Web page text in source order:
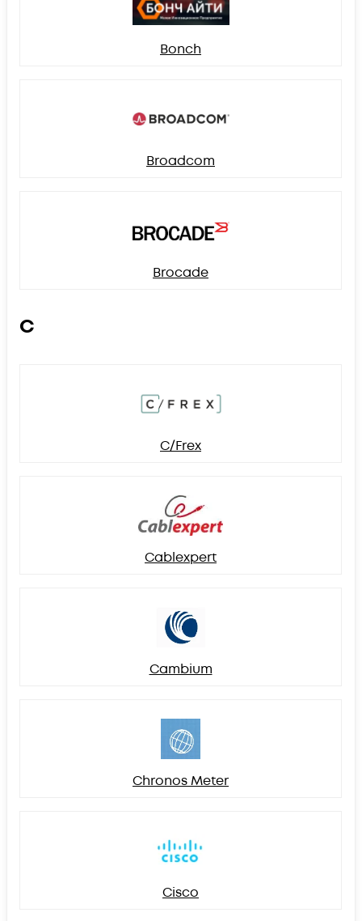
Bonch
Broadcom
Brocade
C
C/Frex
Cablexpert
Cambium
Chronos Meter
Cisco